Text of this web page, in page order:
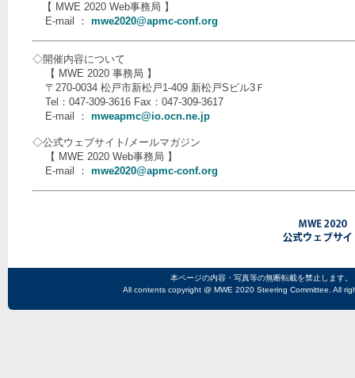
【 MWE 2020 Web事務局 】
E-mail ： mwe2020@apmc-conf.org
◇開催内容について
【 MWE 2020 事務局 】
〒270-0034 松戸市新松戸1-409 新松戸Sビル3Ｆ
Tel：047-309-3616 Fax：047-309-3617
E-mail ： mweapmc@io.ocn.ne.jp
◇公式ウェブサイト/メールマガジン
【 MWE 2020 Web事務局 】
E-mail ： mwe2020@apmc-conf.org
本ページの内容・写真等の無断転載を禁止します。
All contents copyright @ MWE 2020 Steering Committee. All